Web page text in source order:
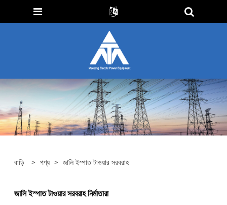
বাড়ি > পণ্য > জালি ইস্পাত টাওয়ার সরবরাহ
জালি ইস্পাত টাওয়ার সরবরাহ নির্মাতারা